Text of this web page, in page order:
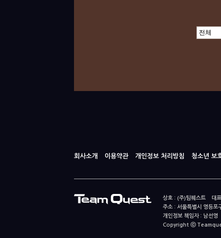
회사소개 이용약관 개인정보 처리방침 청소년 보
상호 : (주)팀퀘스트 대
주소 : 서울특별시 영등
개인정보 책임자 : 남
Copyright ⓒ